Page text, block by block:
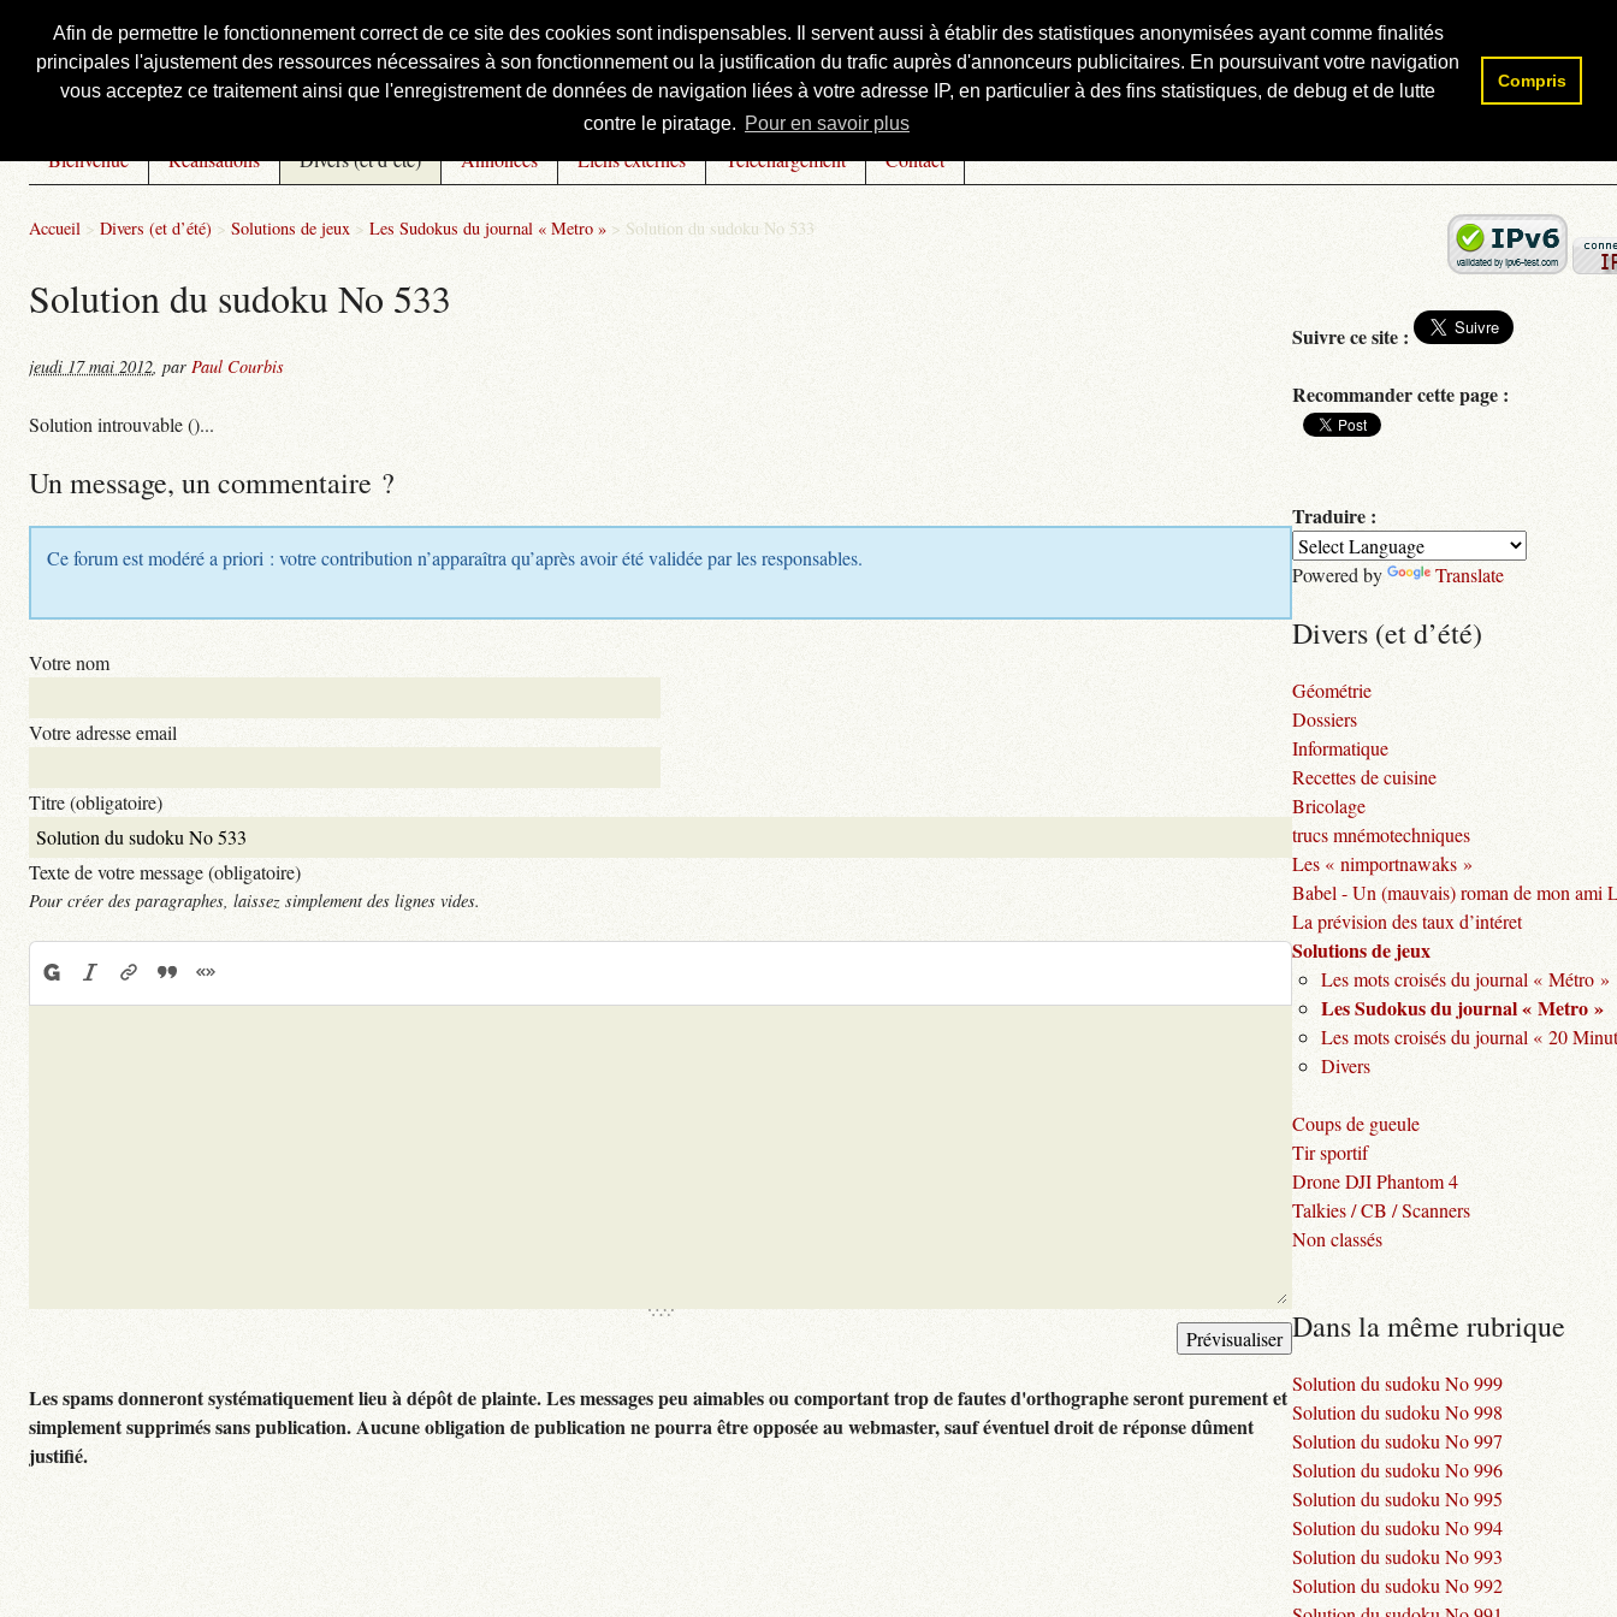
Afin de permettre le fonctionnement correct de ce site des cookies sont indispensables. Il servent aussi à établir des statistiques anonymisées ayant comme finalités
principales l'ajustement des ressources nécessaires à son fonctionnement ou la justification du trafic auprès d'annonceurs publicitaires. En poursuivant votre navigation
vous acceptez ce traitement ainsi que l'enregistrement de données de navigation liées à votre adresse IP, en particulier à des fins statistiques, de debug et de lutte
contre le piratage. Pour en savoir plus
Compris
Courbis, « LE » Blog Officiel
Bienvenue Réalisations Divers (et d’été) Annonces Liens externes Téléchargement Contact
Accueil > Divers (et d’été) > Solutions de jeux > Les Sudokus du journal « Metro » > Solution du sudoku No 533
Solution du sudoku No 533
jeudi 17 mai 2012, par Paul Courbis
Solution introuvable ()...
Un message, un commentaire ?
Ce forum est modéré a priori : votre contribution n’apparaîtra qu’après avoir été validée par les responsables.
Votre nom
Votre adresse email
Titre (obligatoire)
Texte de votre message (obligatoire)
Pour créer des paragraphes, laissez simplement des lignes vides.
Les spams donneront systématiquement lieu à dépôt de plainte. Les messages peu aimables ou comportant trop de fautes d'orthographe seront purement et
simplement supprimés sans publication. Aucune obligation de publication ne pourra être opposée au webmaster, sauf éventuel droit de réponse dûment
justifié.
Rechercher :
Suivre ce site :
Recommander cette page :
Traduire :
Powered by Translate
Divers (et d’été)
Géométrie
Dossiers
Informatique
Recettes de cuisine
Bricolage
trucs mnémotechniques
Les « nimportnawaks »
Babel - Un (mauvais) roman de mon ami
La prévision des taux d’intéret
Solutions de jeux
Les mots croisés du journal « Métro »
Les Sudokus du journal « Metro »
Les mots croisés du journal « 20
Divers
Coups de gueule
Tir sportif
Drone DJI Phantom 4
Talkies / CB / Scanners
Non classés
Dans la même rubrique
Solution du sudoku No 999
Solution du sudoku No 998
Solution du sudoku No 997
Solution du sudoku No 996
Solution du sudoku No 995
Solution du sudoku No 994
Solution du sudoku No 993
Solution du sudoku No 992